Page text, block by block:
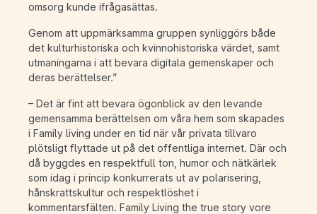
omsorg kunde ifrågasättas.
Genom att uppmärksamma gruppen synliggörs både
det kulturhistoriska och kvinnohistoriska värdet, samt
utmaningarna i att bevara digitala gemenskaper och
deras berättelser.”
– Det är fint att bevara ögonblick av den levande
gemensamma berättelsen om våra hem som skapades
i Family living under en tid när vår privata tillvaro
plötsligt flyttade ut på det offentliga internet. Där och
då byggdes en respektfull ton, humor och nätkärlek
som idag i princip konkurrerats ut av polarisering,
hånskrattskultur och respektlöshet i
kommentarsfälten. Family Living the true story vore